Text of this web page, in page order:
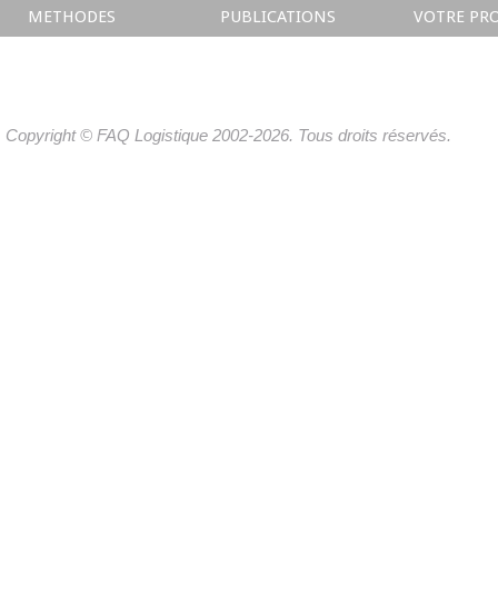
METHODES PUBLICATIONS VOTRE
Copyright © FAQ Logistique 2002-2026. Tous droits réservés.